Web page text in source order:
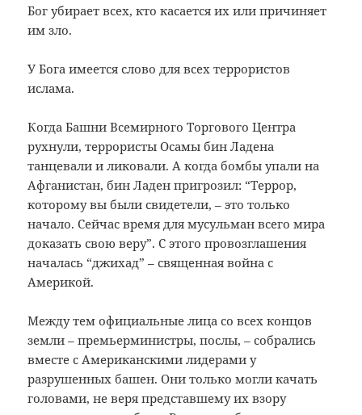
Бог убирает всех, кто касается их или причиняет
им зло.
У Бога имеется слово для всех террористов
ислама.
Когда Башни Всемирного Торгового Центра
рухнули, террористы Осамы бин Ладена
танцевали и ликовали. А когда бомбы упали на
Афганистан, бин Ладен пригрозил: “Террор,
которому вы были свидетели, – это только
начало. Сейчас время для мусульман всего мира
доказать свою веру”. С этого провозглашения
началась “джихад” – священная война с
Америкой.
Между тем официальные лица со всех концов
земли – премьерминистры, послы, – собрались
вместе с Американскими лидерами у
разрушенных башен. Они только могли качать
головами, не веря представшему их взору